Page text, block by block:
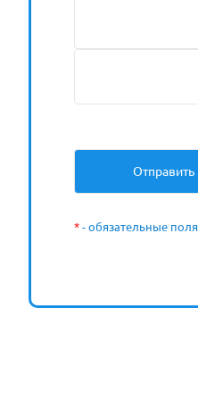
* - обязательные поля